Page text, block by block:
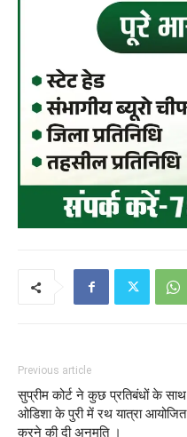
Previous article
सुप्रीम कोर्ट ने कुछ प्रतिबंधों के साथ
ओडिशा के पुरी में रथ यात्रा आयोजित
करने की दी अनुमति ।